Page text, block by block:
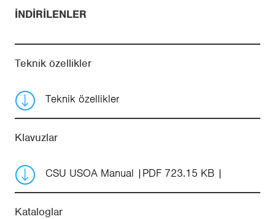
İNDIRILENLER
Teknik özellikler
Teknik özellikler
Klavuzlar
CSU USOA Manual PDF 723.15 KB
Kataloglar